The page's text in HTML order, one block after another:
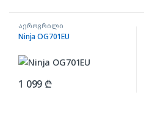
აეროგრილი
Ninja OG701EU
1 099 ₾